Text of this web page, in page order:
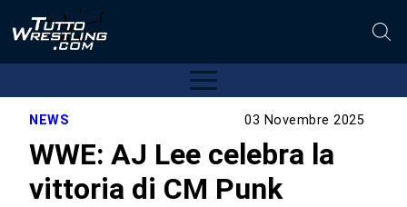
NEWS 03 Novembre 2025
WWE: AJ Lee celebra la
vittoria di CM Punk